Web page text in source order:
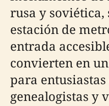
rusa y
estación de
entrada
convierten en
para
genealogistas y